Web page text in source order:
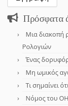
Πρόσφατα
Μια διακοπή
Ρολογιών
Ένας
Μη ωμικός
Τι σημαίνει
Νόμος του